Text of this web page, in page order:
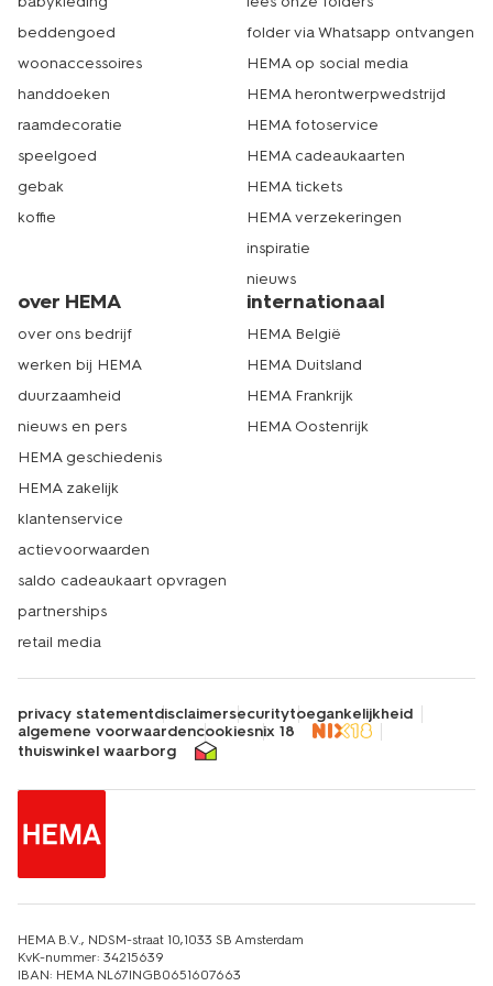
beddengoed
woonaccessoires
handdoeken
raamdecoratie
speelgoed
gebak
koffie
folder via Whatsapp ontvangen
HEMA op social media
HEMA herontwerpwedstrijd
HEMA fotoservice
HEMA cadeaukaarten
HEMA tickets
HEMA verzekeringen
inspiratie
nieuws
over HEMA
over ons bedrijf
werken bij HEMA
duurzaamheid
nieuws en pers
HEMA geschiedenis
HEMA zakelijk
klantenservice
actievoorwaarden
saldo cadeaukaart opvragen
partnerships
retail media
internationaal
HEMA België
HEMA Duitsland
HEMA Frankrijk
HEMA Oostenrijk
privacy statementdisclaimersecuritytoegankelijkheid
algemene voorwaardencookiesnix 18
thuiswinkel waarborg
HEMA B.V., NDSM-straat 10,1033 SB Amsterdam
KvK-nummer: 34215639
IBAN: HEMA NL67INGB0651607663